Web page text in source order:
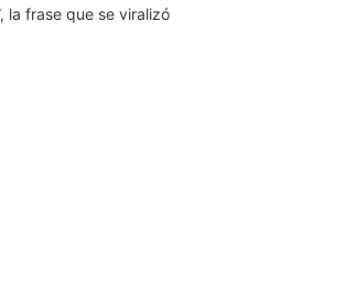
la frase que se viralizó